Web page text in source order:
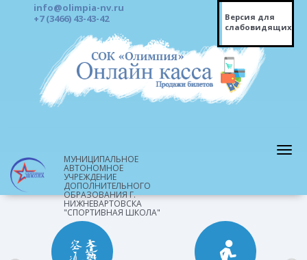
info@olimpia-nv.ru
+7 (3466) 43-43-42
Версия для
слабовидящих
МУНИЦИПАЛЬНОЕ
АВТОНОМНОЕ
УЧРЕЖДЕНИЕ
ДОПОЛНИТЕЛЬНОГО
ОБРАЗОВАНИЯ Г.
НИЖНЕВАРТОВСКА
"СПОРТИВНАЯ ШКОЛА"